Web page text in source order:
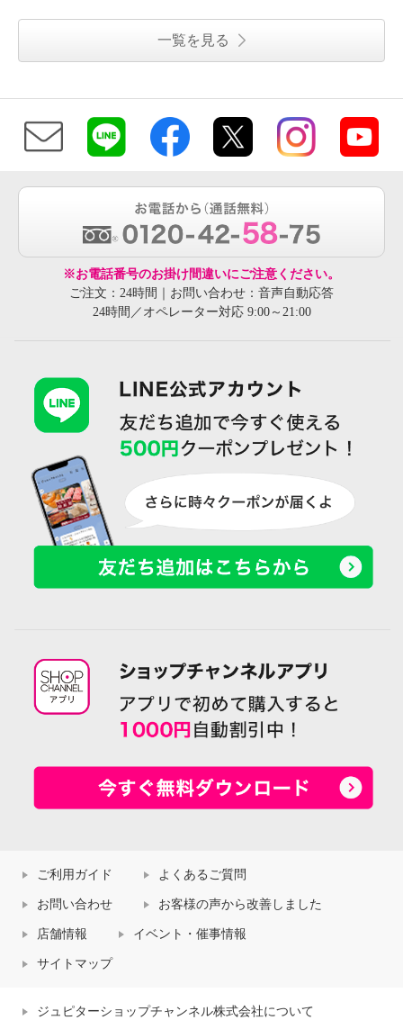
一覧を見る
※お電話番号のお掛け間違いにご注意ください。
ご注文：24時間｜お問い合わせ：音声自動応答
24時間／オペレーター対応 9:00～21:00
ご利用ガイド よくあるご質問
お問い合わせ お客様の声から改善しました
店舗情報 イベント・催事情報
サイトマップ
ジュピターショップチャンネル株式会社について